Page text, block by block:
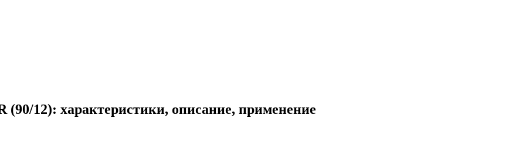
12): характеристики, описание, применение